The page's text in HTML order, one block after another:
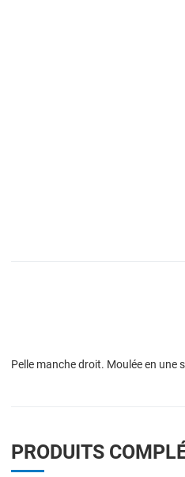
Pelle manche droit. Moulée en une
PRODUITS